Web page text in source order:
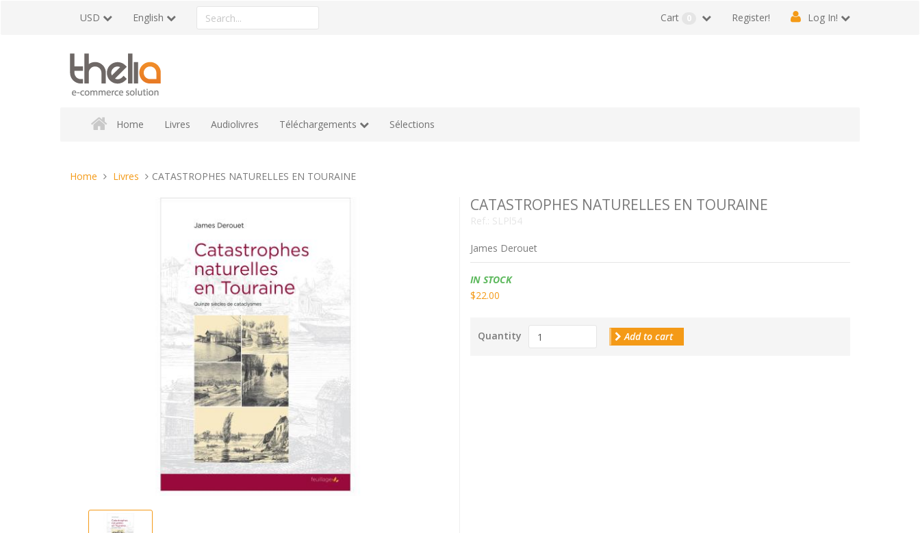
USD English
Search
a
Register! Log In!
Cart 0
Home Livres Audiolivres Téléchargements Sélections
You
Home Livres CATASTROPHES NATURELLES EN TOURAINE
CATASTROPHES NATURELLES EN TOURAINE
Ref.: SLPl54
James Derouet
Availability:
IN STOCK
$22.00
Quantity Add to cart